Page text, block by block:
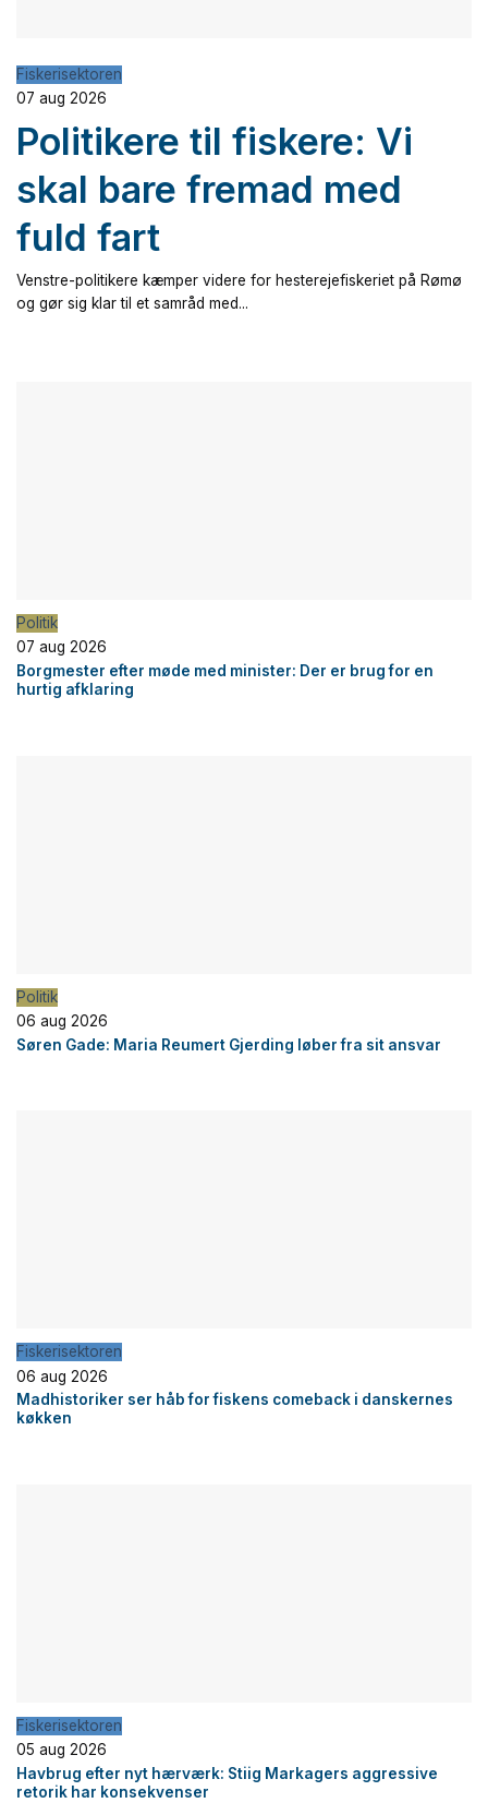
Fiskerisektoren
07 aug 2026
Politikere til fiskere: Vi
skal bare fremad med
fuld fart
Venstre-politikere kæmper videre for hesterejefiskeriet på Rømø
og gør sig klar til et samråd med...
Politik
07 aug 2026
Borgmester efter møde med minister: Der er brug for en
hurtig afklaring
Politik
06 aug 2026
Søren Gade: Maria Reumert Gjerding løber fra sit ansvar
Fiskerisektoren
06 aug 2026
Madhistoriker ser håb for fiskens comeback i danskernes
køkken
Fiskerisektoren
05 aug 2026
Havbrug efter nyt hærværk: Stiig Markagers aggressive
retorik har konsekvenser